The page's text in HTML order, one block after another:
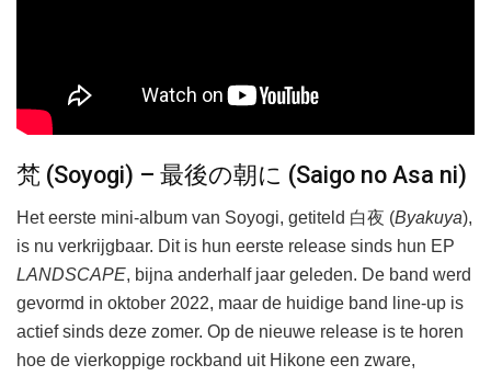
梵 (Soyogi) – 最後の朝に (Saigo no Asa ni)
Het eerste mini-album van Soyogi, getiteld 白夜 (Byakuya),
is nu verkrijgbaar. Dit is hun eerste release sinds hun EP
LANDSCAPE, bijna anderhalf jaar geleden. De band werd
gevormd in oktober 2022, maar de huidige band line-up is
actief sinds deze zomer. Op de nieuwe release is te horen
hoe de vierkoppige rockband uit Hikone een zware,